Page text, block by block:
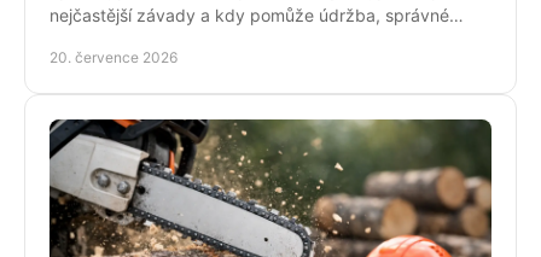
nejčastější závady a kdy pomůže údržba, správné
20. července 2026